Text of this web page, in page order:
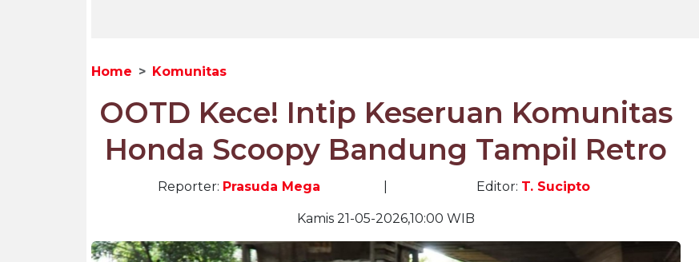
Home Komunitas
OOTD Kece! Intip Keseruan Komunitas
Honda Scoopy Bandung Tampil Retro
Reporter: Prasuda Mega Editor: T. Sucipto
Kamis 21-05-2026,10:00 WIB